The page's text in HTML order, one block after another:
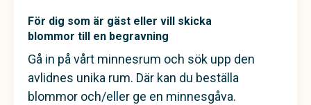
För dig som är gäst eller vill skicka
blommor till en begravning
Gå in på vårt minnesrum och sök upp den
avlidnes unika rum. Där kan du beställa
blommor och/eller ge en minnesgåva.